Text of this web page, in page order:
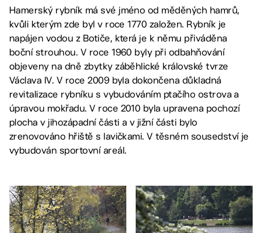
Hamerský rybník má své jméno od měděných hamrů,
kvůli kterým zde byl v roce 1770 založen. Rybník je
napájen vodou z Botiče, která je k němu přiváděna
boční strouhou. V roce 1960 byly při odbahňování
objeveny na dně zbytky záběhlické královské tvrze
Václava IV. V roce 2009 byla dokončena důkladná
revitalizace rybníku s vybudováním ptačího ostrova a
úpravou mokřadu. V roce 2010 byla upravena pochozí
plocha v jihozápadní části a v jižní části bylo
zrenovováno hřiště s lavičkami. V těsném sousedství je
vybudován sportovní areál.